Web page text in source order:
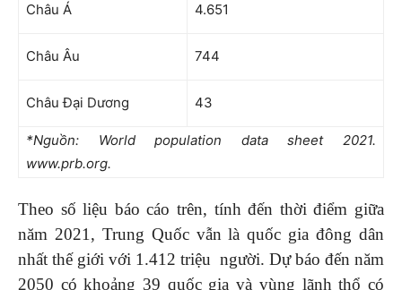
Châu Á 4.651
Châu Âu 744
Châu Đại Dương 43
*Nguồn: World population data sheet 2021.
www.prb.org.
Theo số liệu báo cáo trên, tính đến thời điểm giữa
năm 2021, Trung Quốc vẫn là quốc gia đông dân
nhất thế giới với 1.412 triệu người. Dự báo đến năm
2050 có khoảng 39 quốc gia và vùng lãnh thổ có